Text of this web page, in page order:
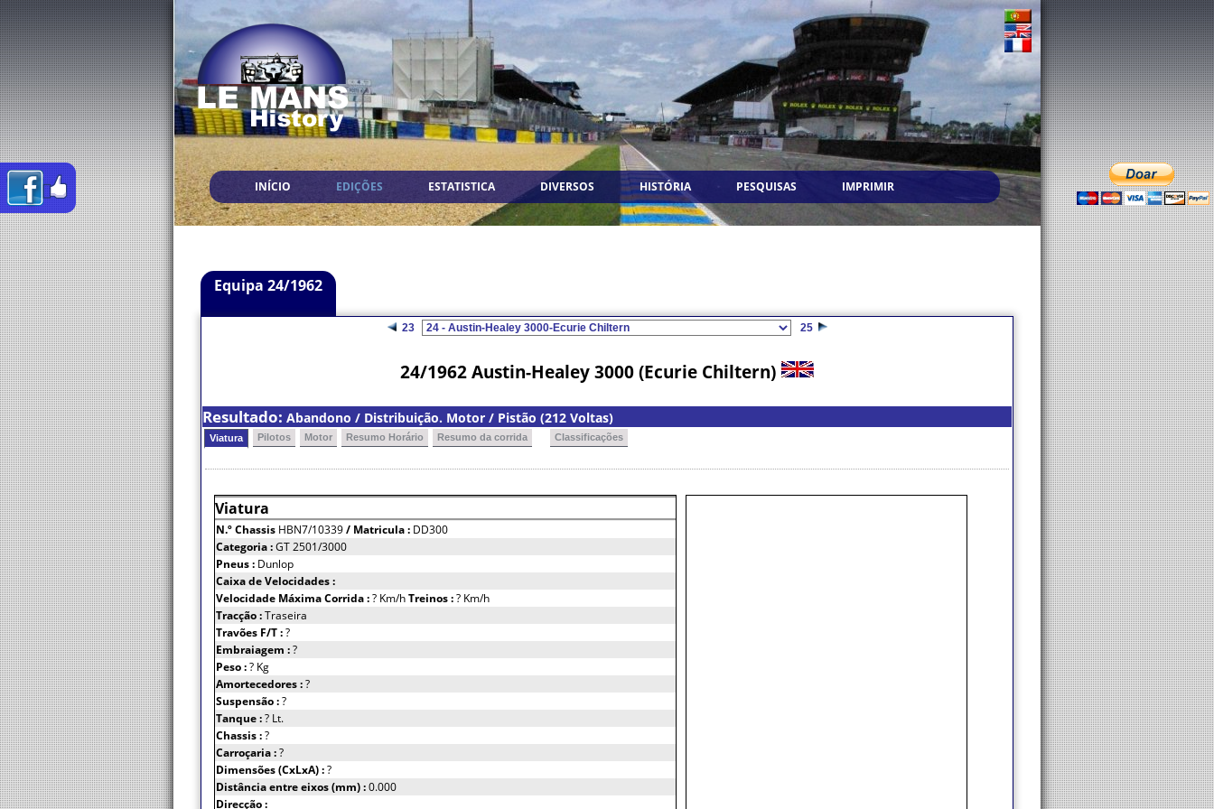
INÍCIO EDIÇÕES ESTATISTICA DIVERSOS HISTÓRIA PESQUISAS IMPRIMIR
Equipa 24/1962
23 25
24/1962 Austin-Healey 3000 (Ecurie Chiltern)
Resultado: Abandono / Distribuição. Motor / Pistão (212 Voltas)
Viatura Pilotos Motor Resumo Horário Resumo da corrida Classificações
Viatura
N.º Chassis HBN7/10339/ Matricula : DD300
Categoria :GT 2501/3000
Pneus : Dunlop
Caixa de Velocidades :
Velocidade Máxima Corrida :? Km/hTreinos :? Km/h
Tracção :Traseira
Travões F/T :?
Embraiagem :?
Peso :? Kg
Amortecedores :?
Suspensão :?
Tanque :? Lt.
Chassis :?
Carroçaria :?
Dimensões (CxLxA) :?
Distância entre eixos (mm) :0.000
Direcção :